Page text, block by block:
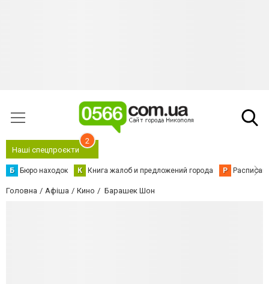
Наші спецпроєкти
2
Б Бюро находок К Книга жалоб и предложений города Р
Головна Афіша Кино Барашек Шон